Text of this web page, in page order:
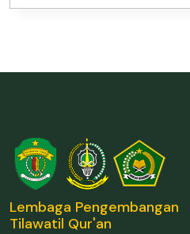
Lembaga Pengembangan
Tilawatil Qur'an